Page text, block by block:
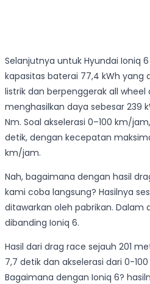
Selanjutnya untuk Hyundai Ioniq
kapasitas baterai 77,4 kWh yang
listrik dan berpenggerak all wheel
menghasilkan daya sebesar 239
Nm. Soal akselerasi 0–100 km/
detik, dengan kecepatan
km/jam.
Nah, bagaimana dengan hasil
kami coba langsung? Hasilnya
ditawarkan oleh pabrikan. Dalam
dibanding Ioniq 6.
Hasil dari drag race sejauh 201
7,7 detik dan akselerasi dari 0-
Bagaimana dengan Ioniq 6?